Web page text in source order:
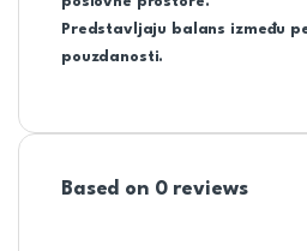
Predstavljaju balans između
pouzdanosti.
Based on 0 reviews